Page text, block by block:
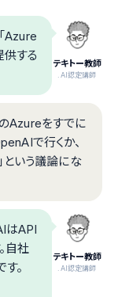
テキトー教師
.AI認定講師
Azure
する
Azureをすでに
で行くか、
いう議論にな
テキトー教師
.AI認定講師
はAPI
自社
。